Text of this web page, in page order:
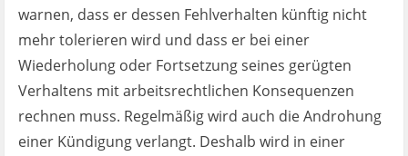
warnen, dass er dessen Fehlverhalten künftig nicht
mehr tolerieren wird und dass er bei einer
Wiederholung oder Fortsetzung seines gerügten
Verhaltens mit arbeitsrechtlichen Konsequenzen
rechnen muss. Regelmäßig wird auch die Androhung
einer Kündigung verlangt. Deshalb wird in einer